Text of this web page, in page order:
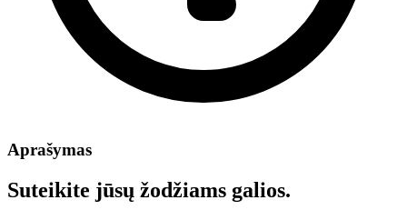
Aprašymas
Suteikite jūsų žodžiams galios.